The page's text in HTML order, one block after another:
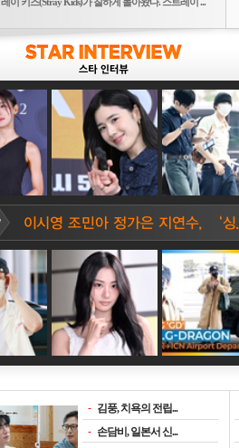
- 김풍, 치욕의 전립...
- 손담비, 일본서 신...